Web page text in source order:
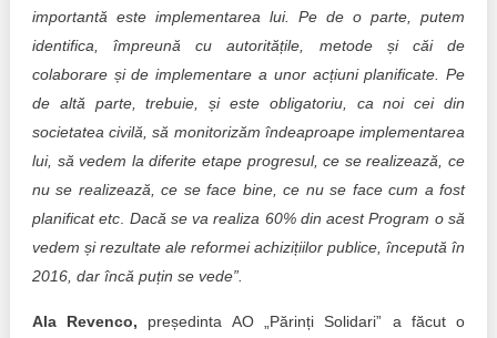
importantă este implementarea lui. Pe de o parte, putem
identifica, împreună cu autoritățile, metode și căi de
colaborare și de implementare a unor acțiuni planificate. Pe
de altă parte, trebuie, și este obligatoriu, ca noi cei din
societatea civilă, să monitorizăm îndeaproape implementarea
lui, să vedem la diferite etape progresul, ce se realizează, ce
nu se realizează, ce se face bine, ce nu se face cum a fost
planificat etc Dacă se va realiza 60% din acest Program o să
vedem și rezultate ale reformei achizițiilor publice, începută în
2016, dar încă puțin se vede”.
Ala Revenco, președinta AO „Părinți Solidari” a făcut o